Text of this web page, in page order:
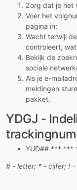
Zorg dat je het
Voer het
pagina in;
Wacht terwijl
controleert,
Bekijk de
sociale
Als je e-
meldingen
pakket.
YDGJ -
YUD## *** ***
# - letter; * - cijfer; ! -